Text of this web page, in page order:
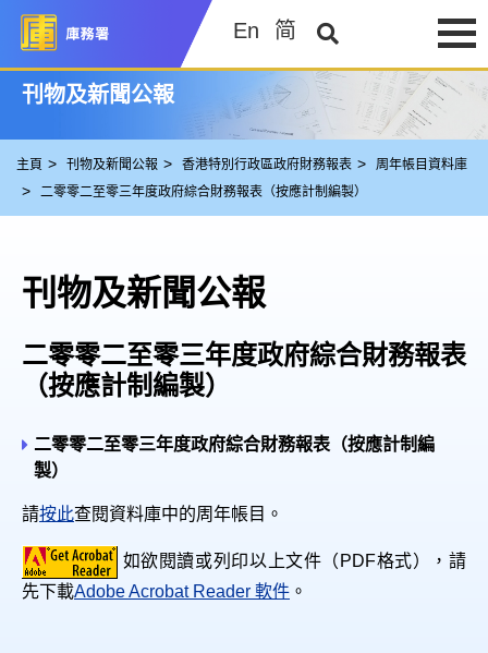
En 简
刊物及新聞公報
主頁 刊物及新聞公報 香港特別行政區政府財務報表
周年帳目資料庫
二零零二至零三年度政府綜合財務報表（按應計制編製）
刊物及新聞公報
二零零二至零三年度政府綜合財務報表
（按應計制編製）
二零零二至零三年度政府綜合財務報表（按應計制編
製）
請按此查閱資料庫中的周年帳目。
如欲閱讀或列印以上文件（PDF格式），請
先下載Adobe Acrobat Reader 軟件 。